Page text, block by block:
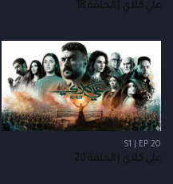
علي كلاي | الحلقة 18
S1 | EP 20
علي كلاي | الحلقة 20